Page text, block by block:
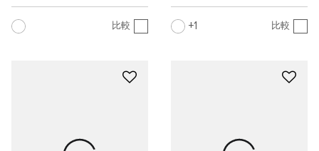
比較 1 比較